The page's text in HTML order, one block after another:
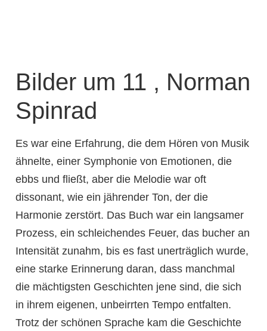
Bilder um 11 , Norman
Spinrad
Es war eine Erfahrung, die dem Hören von Musik
ähnelte, einer Symphonie von Emotionen, die
ebbs und fließt, aber die Melodie war oft
dissonant, wie ein jährender Ton, der die
Harmonie zerstört. Das Buch war ein langsamer
Prozess, ein schleichendes Feuer, das bucher an
Intensität zunahm, bis es fast unerträglich wurde,
eine starke Erinnerung daran, dass manchmal
die mächtigsten Geschichten jene sind, die sich
in ihrem eigenen, unbeirrten Tempo entfalten.
Trotz der schönen Sprache kam die Geschichte